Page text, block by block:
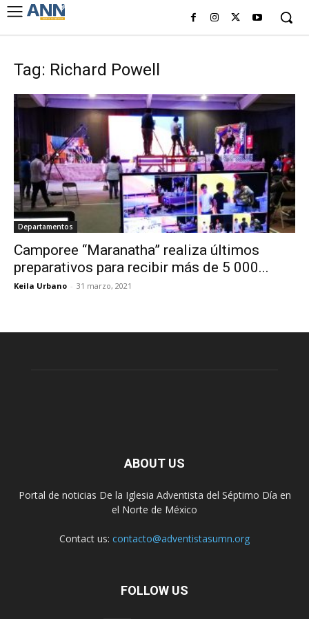
Tag: Richard Powell
Departamentos
Camporee “Maranatha” realiza últimos
preparativos para recibir más de 5 000...
Keila Urbano - 31 marzo, 2021
ABOUT US
Portal de noticias De la Iglesia Adventista del Séptimo Día en
el Norte de México
Contact us: contacto@adventistasumn.org
FOLLOW US